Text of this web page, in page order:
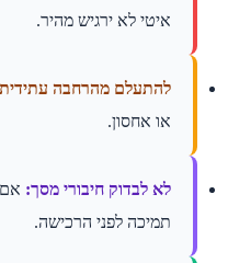
איטי לא ירגיש מהיר.
להתעלם מהרחבה עתידית:
או אחסון.
לא לבדוק חיבורי מסך:אם
תמיכה לפני הרכישה.